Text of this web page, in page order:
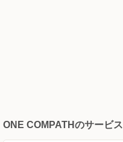
ONE COMPATHのサービス